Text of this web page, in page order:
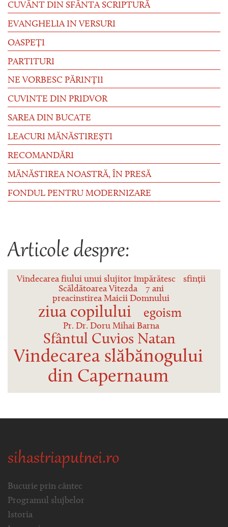
CUVÂNT DIN SFÂNTA SCRIPTURĂ
EVANGHELIA IN VERSURI
OASPEȚI
PARTITURI
NE VORBESC PĂRINȚII
CUVINTE DIN PRIDVOR
SAREA DIN BUCATE
LEACURI MĂNĂSTIREȘTI
RECOMANDĂRI
MĂNĂSTIREA NOASTRĂ, ÎN PRESĂ
FONDUL PENTRU MODERNIZARE
Articole despre:
Vindecarea fiului unui slujitor împărătesc
sfinții
Scăldătoarea Vitezda
7 ani
preacinstirea Maicii Domnului
ziua copilului egoism
Pr. Dr. Doru Mihai Barna
Sfântul Cuvios Natan
Vindecarea slăbănogului
din Capernaum
sihastriaputnei.ro
Bucurie prin cântec
Programul slujbelor
Istoria